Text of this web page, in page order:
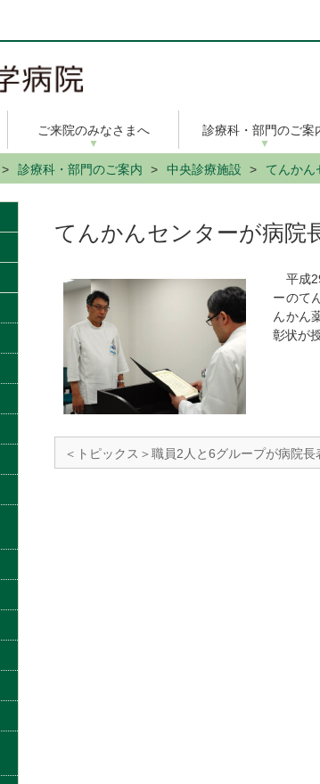
ご来院のみなさまへ 診療科・部門のご案
診療科・部門のご案内 中央診療施設 てんかん
てんかんセンターが病院
平成
ーのて
んかん
彰状が
＜トピックス＞職員2人と6グループが病院長